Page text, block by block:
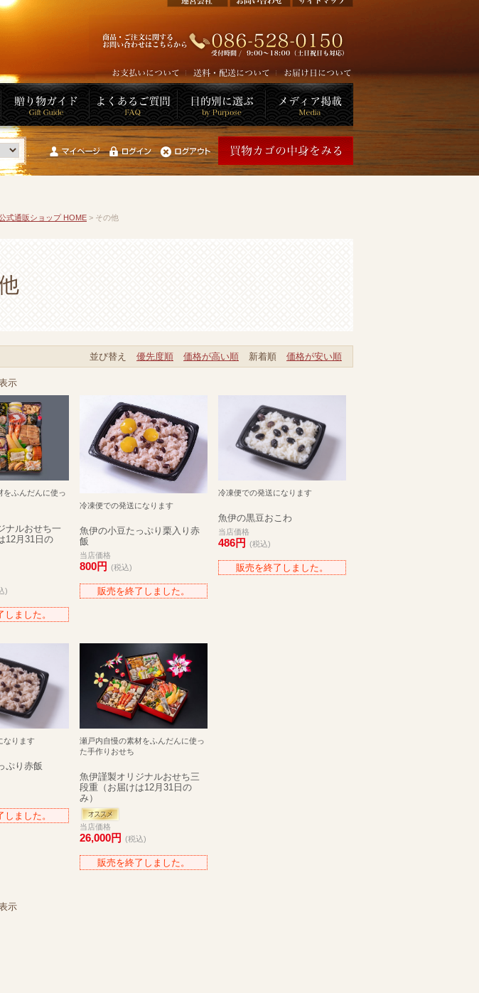
式通販ショップ HOME > その他
並び替え 優先度順 価格が高い順 新着順 価格が安い順
示
をふんだんに使っ
ナルおせち一
12月31日の
)
ました。
冷凍便での発送になります
魚伊の小豆たっぷり栗入り赤
飯
当店価格
800円 (税込)
販売を終了しました。
冷凍便での発送になります
魚伊の黒豆おこわ
当店価格
486円 (税込)
販売を終了しました。
なります
ぷり赤飯
ました。
瀬戸内自慢の素材をふんだんに使っ
た手作りおせち
魚伊謹製オリジナルおせち三
段重（お届けは12月31日の
み）
当店価格
26,000円 (税込)
販売を終了しました。
示